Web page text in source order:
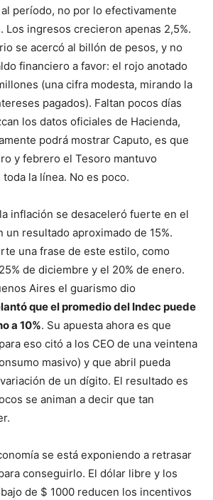
período, no por lo efectivamente
Los ingresos crecieron apenas 2,5%.
se acercó al billón de pesos, y no
financiero a favor: el rojo anotado
(una cifra modesta, mirando la
pagados). Faltan pocos días
los datos oficiales de Hacienda,
podrá mostrar Caputo, es que
y febrero el Tesoro mantuvo
la línea. No es poco.
inflación se desaceleró fuerte en el
un resultado aproximado de 15%.
una frase de este estilo, como
de diciembre y el 20% de enero.
Aires el guarismo dio
que el promedio del Indec puede
a 10%. Su apuesta ahora es que
eso citó a los CEO de una veintena
masivo) y que abril pueda
de un dígito. El resultado es
se animan a decir que tan
se está exponiendo a retrasar
conseguirlo. El dólar libre y los
de $ 1000 reducen los incentivos